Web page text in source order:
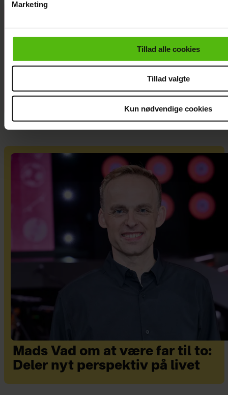
cookiepolitik.
Marketing
Tillad alle cookies
Tillad valgte
Kun nødvendige cookies
Daniel Lazrak
har datet i skjul
Mads Vad om at være far til to:
Deler nyt perspektiv på livet